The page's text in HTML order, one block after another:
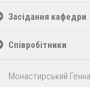
Засідання кафедри
Співробітники
Монастирський